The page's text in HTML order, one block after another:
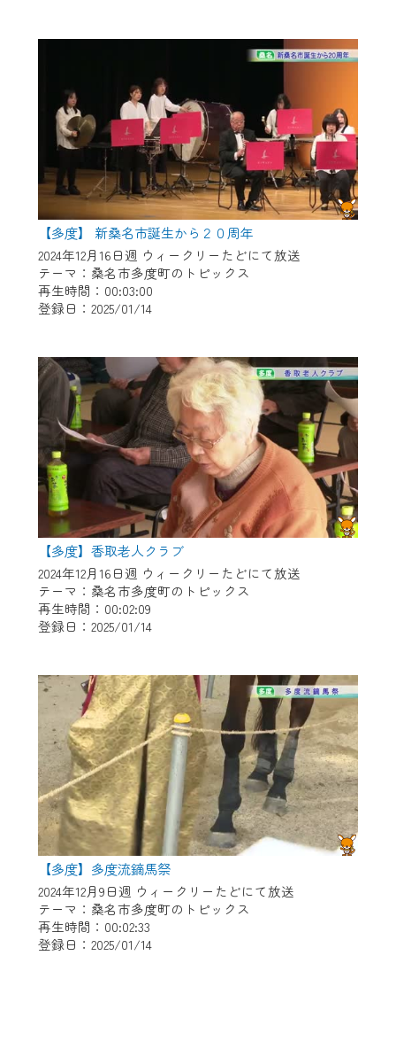
【多度】 新桑名市誕生から２０周年
2024年12月16日週 ウィークリーたどにて放送
テーマ：桑名市多度町のトピックス
再生時間：00:03:00
登録日：2025/01/14
【多度】香取老人クラブ
2024年12月16日週 ウィークリーたどにて放送
テーマ：桑名市多度町のトピックス
再生時間：00:02:09
登録日：2025/01/14
【多度】多度流鏑馬祭
2024年12月9日週 ウィークリーたどにて放送
テーマ：桑名市多度町のトピックス
再生時間：00:02:33
登録日：2025/01/14